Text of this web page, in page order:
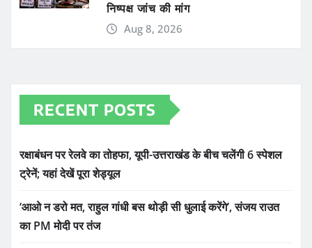
निष्पक्ष जांच की मांग
Aug 8, 2026
RECENT POSTS
रक्षाबंधन पर रेलवे का तोहफा, यूपी-उत्तराखंड के बीच चलेंगी 6 स्पेशल
ट्रेनें; यहां देखें पूरा शेड्यूल
‘आओ न डरो मत, राहुल गांधी बस थोड़ी सी धुलाई करेंगे’, संजय राउत
का PM मोदी पर तंज